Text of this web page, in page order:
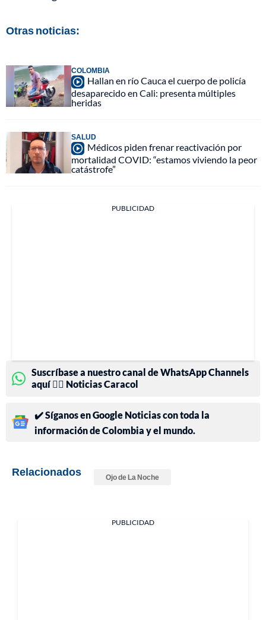
Otras noticias:
COLOMBIA
Hallan en río Cauca el cuerpo de policía
desaparecido en Cali: presenta múltiples
heridas
SALUD
Médicos piden frenar reactivación por
mortalidad COVID: “estamos viviendo la peor
catástrofe”
PUBLICIDAD
Suscríbase a nuestro canal de WhatsApp Channels
aquí 👉🏻 Noticias Caracol
✔️ Síganos en Google Noticias con toda la
información de Colombia y el mundo.
Relacionados Ojo de La Noche
PUBLICIDAD